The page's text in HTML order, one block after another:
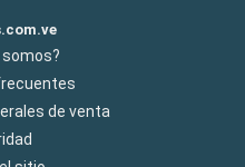
somos?
de venta